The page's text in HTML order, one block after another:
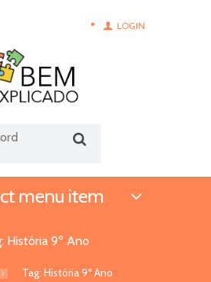
LOGIN
menu item
História 9º Ano
Tag: História 9º Ano